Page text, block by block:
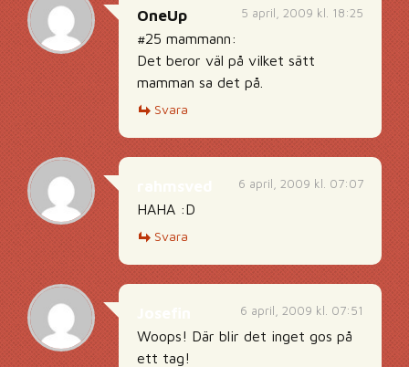
5 april, 2009 kl. 18:25
OneUp
#25 mammann:
Det beror väl på vilket sätt
mamman sa det på.
Svara
6 april, 2009 kl. 07:07
HAHA :D
Svara
6 april, 2009 kl. 07:51
Woops! Där blir det inget gos på
ett tag!